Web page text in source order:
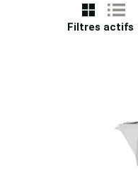
Filtres actifs